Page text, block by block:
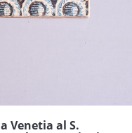
Venetia al S.